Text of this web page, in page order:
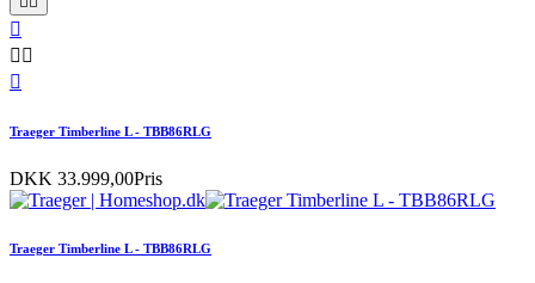

 

Traeger Timberline L - TBB86RLG
DKK 33.999,00Pris
Traeger Timberline L - TBB86RLG